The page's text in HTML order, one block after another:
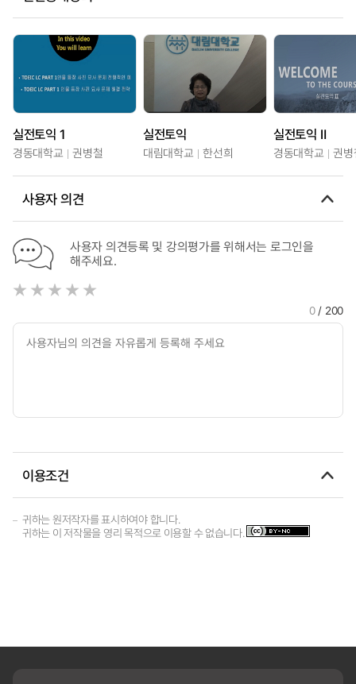
실전토익 1
경동대학교 권병철
실전토익
대림대학교 한선희
실전토익 Ⅱ
경동대학교 권
사용자 의견
사용자 의견등록 및 강의평가를 위해서는 로그인을
해주세요.
0/ 200
이용조건
귀하는 원저작자를 표시하여야 합니다.
귀하는 이 저작물을 영리 목적으로 이용할 수 없습니다.